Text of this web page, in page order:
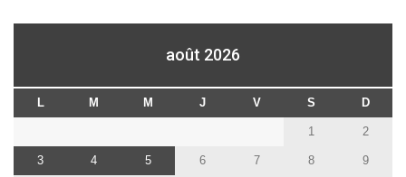
août 2026
L M M J V S D
1 2
3 4 5 6 7 8 9